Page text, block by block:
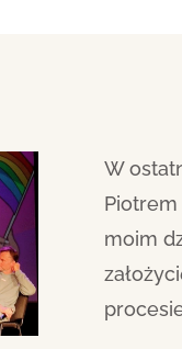
W
Piotrem
moim